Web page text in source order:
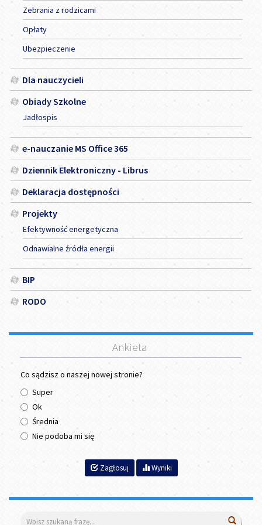
Zebrania z rodzicami
Opłaty
Ubezpieczenie
Dla nauczycieli
Obiady Szkolne
Jadłospis
e-nauczanie MS Office 365
Dziennik Elektroniczny - Librus
Deklaracja dostępności
Projekty
Efektywność energetyczna
Odnawialne źródła energii
BIP
RODO
Ankieta
Co sądzisz o naszej nowej stronie?
Super
Ok
Średnia
Nie podoba mi się
Zagłosuj Wyniki
Wyszukiwarka